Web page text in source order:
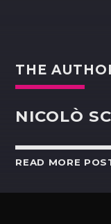
THE
NICOLÒ
READ MORE